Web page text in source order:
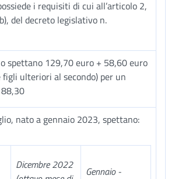
i requisiti di cui all’articolo 2,
del decreto legislativo n.
spettano 129,70 euro + 58,60 euro
figli ulteriori al secondo) per un
nato a gennaio 2023, spettano:
Dicembre 2022
Gennaio -